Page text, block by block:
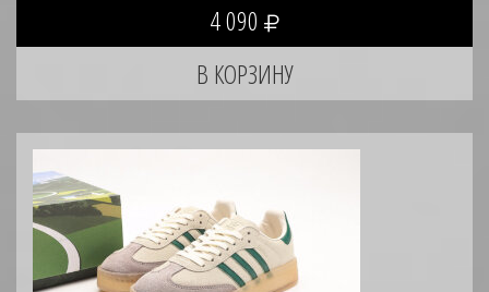
4 090